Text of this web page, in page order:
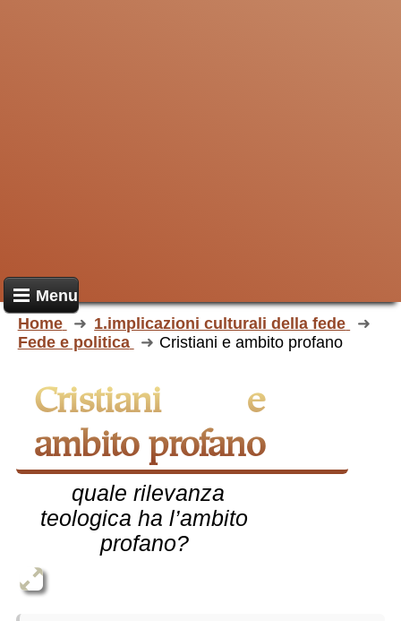
Menu
Home
1.implicazioni culturali della fede
Fede e politica
Cristiani e ambito profano
Cristiani e
ambito profano
quale rilevanza
teologica ha l’ambito
profano?